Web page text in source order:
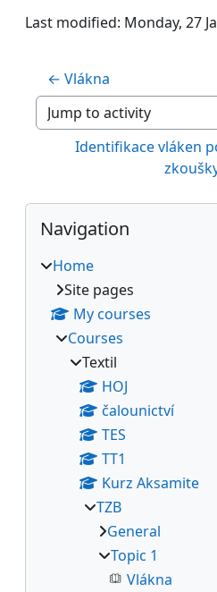
Last modified: Monday, 27
← Vlákna
Jump to activity
Identifikace vláken
Blocks
Skip Navigation
Navigation
Home
Site pages
My courses
Courses
Textil
HOJ
čalounictví
TES
TT1
Kurz Aksamite
TZB
General
Topic 1
Vlákna